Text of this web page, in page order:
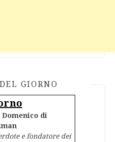
GIORNO
Domenico di
e fondatore dei